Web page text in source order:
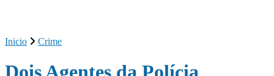
Inicio Crime